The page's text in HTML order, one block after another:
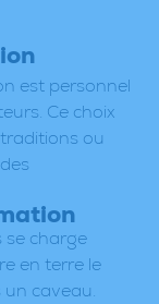
est personnel
Ce choix
ou
se charge
en terre le
caveau.